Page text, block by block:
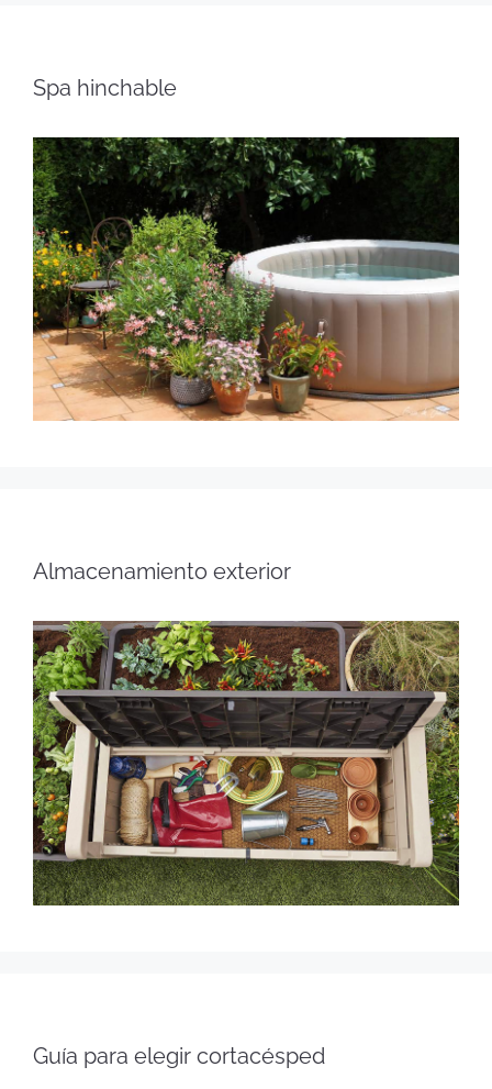
Spa hinchable
Almacenamiento exterior
Guía para elegir cortacésped